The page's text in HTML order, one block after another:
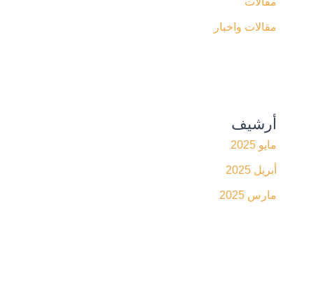
مقالات واخبار
أرشيف
مايو 2025
أبريل 2025
مارس 2025